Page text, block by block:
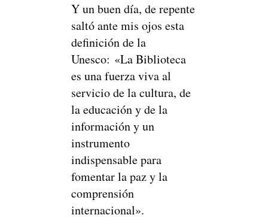
Y un buen día, de repente
saltó ante mis ojos esta
definición de la
Unesco: «La Biblioteca
es una fuerza viva al
servicio de la cultura, de
la educación y de la
información y un
instrumento
indispensable para
fomentar la paz y la
comprensión
internacional».